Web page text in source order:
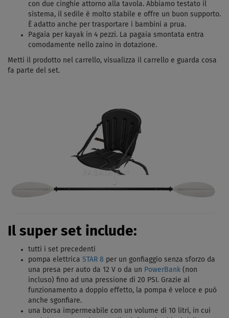
con due cinghie attorno alla tavola. Abbiamo testato il
sistema, il sedile è molto stabile e offre un buon supporto.
È adatto anche per trasportare i bambini a prua.
Pagaia per kayak in 4 pezzi. La pagaia smontata entra
comodamente nello zaino in dotazione.
Metti il ​​prodotto nel carrello, visualizza il carrello e guarda cosa
fa parte del set.
Il super set include:
tutti i set precedenti
pompa elettrica STAR 8 per un gonfiaggio senza sforzo da
una presa per auto da 12 V o da un PowerBank (non
incluso) fino ad una pressione di 20 PSI. Grazie al
funzionamento a doppio effetto, la pompa è veloce e può
anche sgonfiare.
una borsa impermeabile con un volume di 10 litri, in cui